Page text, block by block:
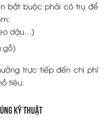
bắt buộc phải có trụ để
dậu…)
gỗ)
trực tiếp đến chi phí
tiêu.
kỹ thuật